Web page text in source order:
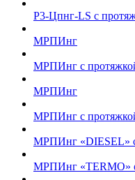
Р3-Цпнг-LS с
МРПИнг
МРПИнг с
МРПИнг
МРПИнг с
МРПИнг «DIESEL»
МРПИнг «TERMO»